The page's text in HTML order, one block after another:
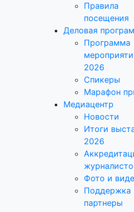
Правила
посещения
Деловая
Программа
2026
Спикеры
Марафон
Медиацентр
Новости
Итоги
2026
Фото и
Поддержка
партнеры